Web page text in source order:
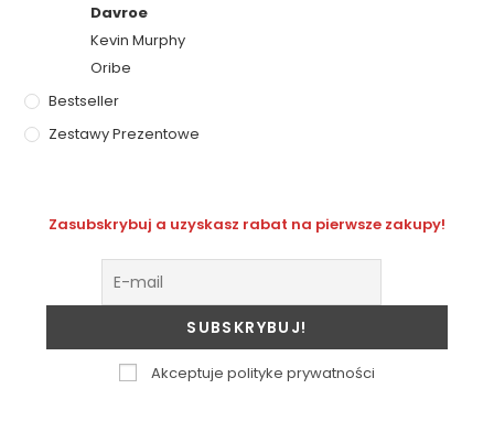
Davroe
Kevin Murphy
Oribe
Bestseller
Zestawy Prezentowe
Zasubskrybuj a uzyskasz rabat na pierwsze zakupy!
Akceptuje polityke prywatności